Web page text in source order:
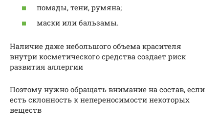
помады, тени, румяна;
маски или бальзамы.
Наличие даже небольшого объема красителя
внутри косметического средства создает риск
развития аллергии
Поэтому нужно обращать внимание на состав, если
есть склонность к непереносимости некоторых
веществ